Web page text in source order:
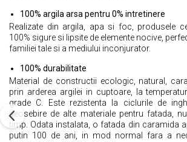
100% argila arsa pentru 0% intretinere
Realizate din argila, apa si foc, produsele
100% sigure si lipsite de elemente nocive,
familiei tale si a mediului inconjurator.
100% durabilitate
Material de constructii ecologic, natural,
prin arderea argilei in cuptoare, la
grade C. Este rezistenta la ciclurile de
deosebire de alte materiale pentru fatada,
timp. Odata instalata, o fatada din caramida
putin 100 de ani, in mod normal fara a